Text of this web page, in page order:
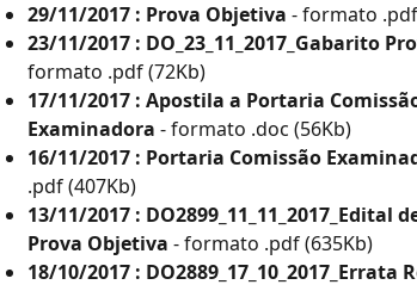
aqui os editais
Inscritos Como Deficientes por Ano
Ano
29/11/2017 : Prova Objetiva - formato
23/11/2017 : DO_23_11_2017_Gabarito
formato .pdf (72Kb)
17/11/2017 : Apostila a Portaria
Examinadora - formato .doc (56Kb)
16/11/2017 : Portaria Comissão
.pdf (407Kb)
13/11/2017 : DO2899_11_11_2017_Edital
Prova Objetiva - formato .pdf (635Kb)
18/10/2017 : DO2889_17_10_2017_Errata